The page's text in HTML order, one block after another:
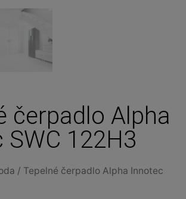
čerpadlo Alpha
SWC 122H3
/ Tepelné čerpadlo Alpha Innotec